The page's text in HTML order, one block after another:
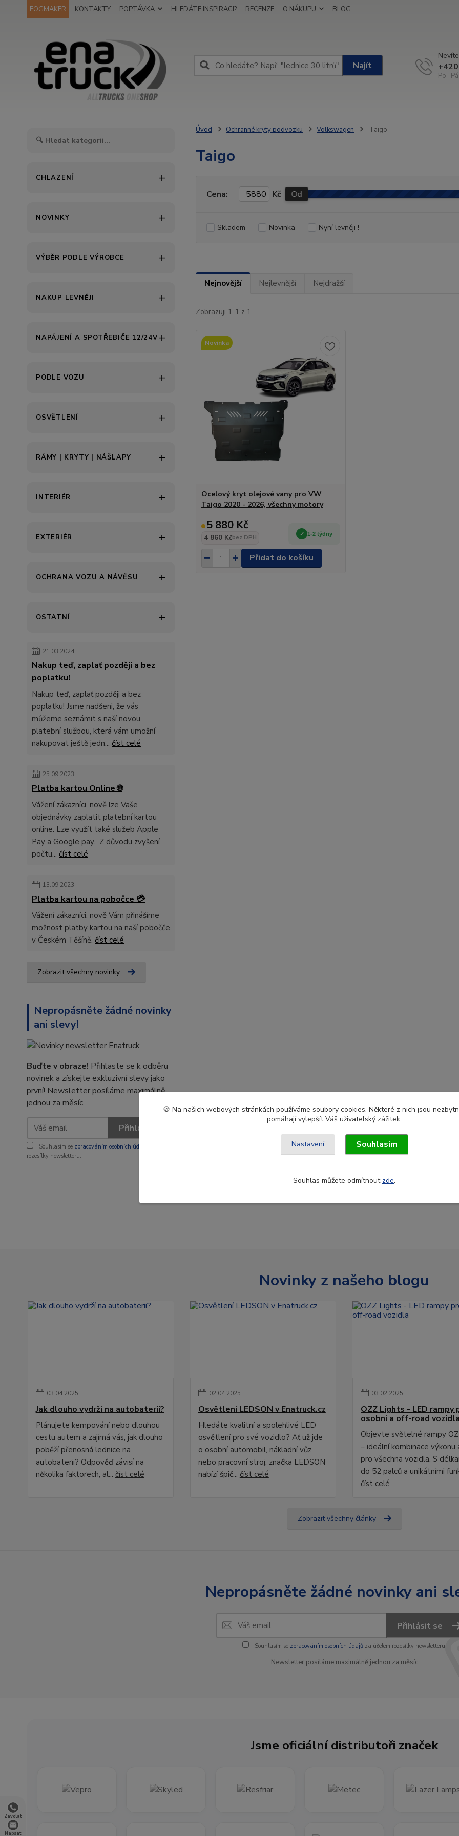
Zavolat
Napsat
FOGMAKER KONTAKTY POPTÁVKA HLEDÁTE INSPIRACI? RECENZE O NÁKUPU BLOG
Najít
Po-
CHLAZENÍ
NOVINKY
VÝBĚR PODLE VÝROBCE
NAKUP LEVNĚJI
NAPÁJENÍ A SPOTŘEBIČE 12/24V
PODLE VOZU
OSVĚTLENÍ
RÁMY | KRYTY | NÁŠLAPY
INTERIÉR
EXTERIÉR
OCHRANA VOZU A NÁVĚSU
OSTATNÍ
21.03.2024
Nakup teď, zaplať později a bez
poplatku!
Nakup teď, zaplať později a bez
poplatku! Jsme nadšeni, že vás
můžeme seznámit s naší novou
platební službou, která vám umožní
nakupovat ještě jedn... číst celé
25.09.2023
Platba kartou Online 🌐
Vážení zákazníci, nově lze Vaše
objednávky zaplatit platební kartou
online. Lze využít také služeb Apple
Pay a Google pay. Z důvodu zvyšení
počtu... číst celé
13.09.2023
Platba kartou na pobočce 💳
Vážení zákazníci, nově Vám přinášíme
možnost platby kartou na naší pobočče
v Českém Těšíně. číst celé
Zobrazit všechny novinky
Nepropásněte žádné novinky
ani slevy!
Buďte v obraze! Přihlaste se k odběru
novinek a získejte exkluzivní slevy jako
první! Newsletter posíláme maximálně
jednou za měsíc.
Přihlásit se
Souhlasím se zpracováním osobních údajů
rozesílky newsletteru.
Úvod Ochranné kryty podvozku Volkswagen Taigo
Taigo
Cena: Kč Od
Skladem Novinka Nyní levněji !
Nejnovější Nejlevnější Nejdražší
Zobrazuji 1-1 z 1
Novinka
Ocelový kryt olejové vany pro VW
Taigo 2020 - 2026, všechny motory
5 880 Kč
4 860 Kčbez DPH
1-2 týdny
Přidat do košíku
Novinky z našeho blogu
03.04.2025
Jak dlouho vydrží na autobaterii?
Plánujete kempování nebo dlouhou
cestu autem a zajímá vás, jak dlouho
poběží přenosná lednice na
autobaterii? Odpověď závisí na
několika faktorech, al... číst celé
02.04.2025
Osvětlení LEDSON v Enatruck.cz
Hledáte kvalitní a spolehlivé LED
osvětlení pro své vozidlo? Ať už jde
o osobní automobil, nákladní vůz
nebo pracovní stroj, značka LEDSON
nabízí špič... číst celé
03.02.2025
OZZ Lights - LED rampy
osobní a off-road vozidla
Objevte světelné rampy
– ideální kombinace výkonu
pro všechna vozidla. S
do 52 palců a unikátními
číst celé
Zobrazit všechny články
Nepropásněte žádné novinky ani
Přihlásit se
Souhlasím se zpracováním osobních údajůza účelem rozesílky newsletteru.
Newsletter posíláme maximálně jednou za měsíc
Jsme oficiální distributoři značek
🍪 Na našich webových stránkách používáme soubory cookies. Některé z nich jsou
pomáhají vylepšít Váš uživatelský zážitek.
Nastavení Souhlasím
Souhlas můžete odmítnout zde.